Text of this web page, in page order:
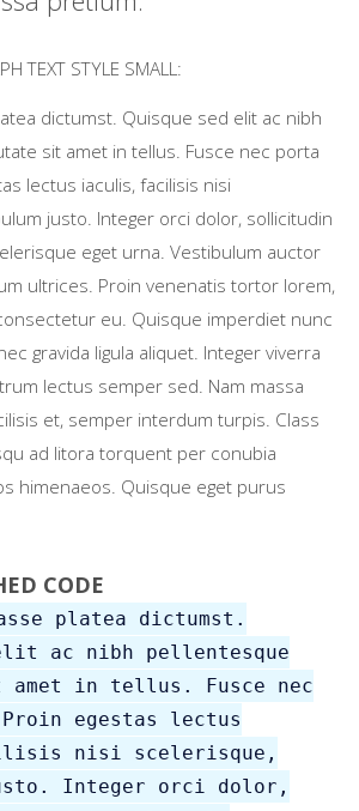
TEXT STYLE SMALL:
dictumst. Quisque sed elit ac nibh
sit amet in tellus. Fusce nec porta
lectus iaculis, facilisis nisi
justo. Integer orci dolor, sollicitudin
eget urna. Vestibulum auctor
ultrices. Proin venenatis tortor lorem,
eu. Quisque imperdiet nunc
gravida ligula aliquet. Integer viverra
lectus semper sed. Nam massa
et, semper interdum turpis. Class
ad litora torquent per conubia
himenaeos. Quisque eget purus
CODE
platea dictumst.
ac nibh pellentesque
in tellus. Fusce nec
egestas lectus
nisi scelerisque,
Integer orci dolor,